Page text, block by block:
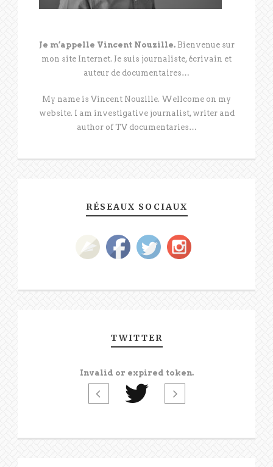
Je m’appelle Vincent Nouzille.Bienvenue sur
mon site Internet. Je suis journaliste, écrivain et
auteur de documentaires…
My name is Vincent Nouzille. Wellcome on my
website. I am investigative journalist, writer and
author of TV documentaries…
RÉSEAUX SOCIAUX
TWITTER
Invalid or expired token.